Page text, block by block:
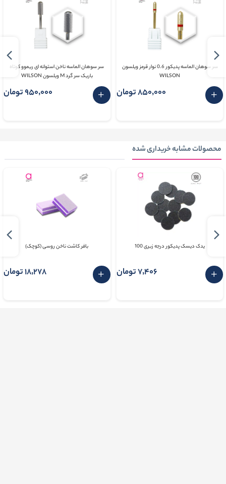
سر سوهان الماسه پدیکور 0.6 نوار قرمز ویلسون
WILSON
850٬000 تومان
سر سوهان الماسه ناخن استوانه ای ریموو کوتاه
باریک سر گرد M ویلسون WILSON
950٬000 تومان
محصولات مشابه خریداری شده
یدک دیسک پدیکور درجه زبری 100
7٬406 تومان
بافر کاشت ناخن روسی (کوچک)
18٬278 تومان